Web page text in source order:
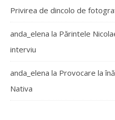
Privirea de dincolo de
anda_elena la Părintele
interviu
anda_elena la Provocare la
Nativa